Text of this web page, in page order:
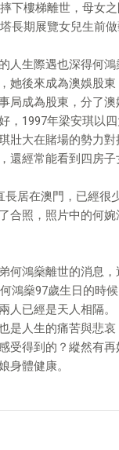
下樓梯離世，母女
長期展覽女兒生前
人生際遇也深得何
她後來成為澳娛股
局成為股東，分了
，1997年梁安琪以
壯大在賭場的勢力
經常能看到四房子
居在澳門，已經很
合照，照片中的何
何鴻燊離世的消息
鴻燊97歲生日的時
人已經是天人相隔。
是人生的痛苦與悲
受得到的？縱然有
身體健康。